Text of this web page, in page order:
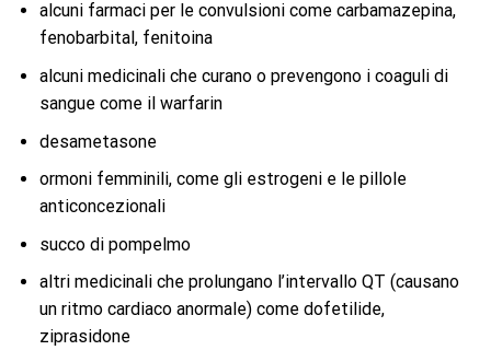
alcuni farmaci per le convulsioni come carbamazepina,
fenobarbital, fenitoina
alcuni medicinali che curano o prevengono i coaguli di
sangue come il warfarin
desametasone
ormoni femminili, come gli estrogeni e le pillole
anticoncezionali
succo di pompelmo
altri medicinali che prolungano l’intervallo QT (causano
un ritmo cardiaco anormale) come dofetilide,
ziprasidone